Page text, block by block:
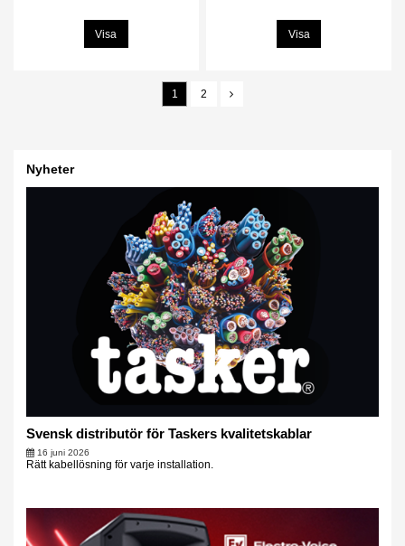
Visa Visa
1 2
Nyheter
Svensk distributör för Taskers kvalitetskablar
16 juni 2026
Rätt kabellösning för varje installation.